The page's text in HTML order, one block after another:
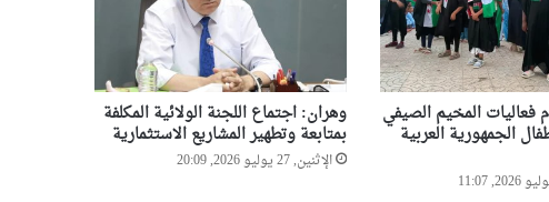
م
فعاليات المخيم الصيفي
الجمهورية العربية
وهران: اجتماع اللجنة الولائية المكلفة
بمتابعة وتطهير المشاريع الاستثمارية
الإثنين, 27 يوليو 2026, 20:09